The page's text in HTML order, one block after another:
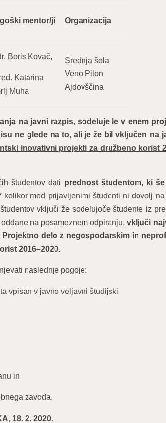
mentor/ji Organizacija
Boris Kovač,
Katarina
Muha
Srednja šola
Veno Pilon
Ajdovščina
na javni razpis, sodeluje le v enem
ne glede na to, ali je že bil vključen na
inovativni projekti za družbeno korist
študentov dati prednost študentom, ki
kolikor med prijavljenimi študenti ni dovolj
vključi že sodelujoče študente iz
na posameznem odpiranju,vključi
delo z negospodarskim in
2016–2020.
naslednje pogoje:
vpisan v javno veljavni študijski
in
zavoda.
18. 2. 2020.